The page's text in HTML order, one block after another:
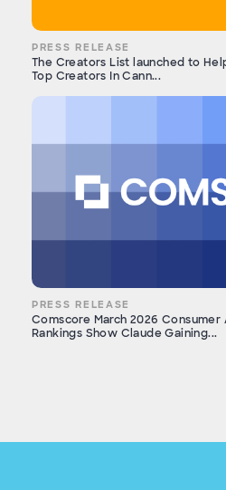
PRESS RELEASE
The Creators List launched to
Top Creators In Cann...
PRESS RELEASE
Comscore March 2026 Consumer
Rankings Show Claude Gaining...